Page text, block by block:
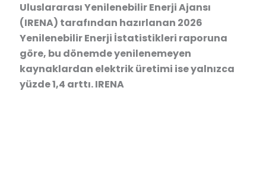
Uluslararası Yenilenebilir Enerji Ajansı
(IRENA) tarafından hazırlanan 2026
Yenilenebilir Enerji İstatistikleri raporuna
göre, bu dönemde yenilenemeyen
kaynaklardan elektrik üretimi ise yalnızca
yüzde 1,4 arttı. IRENA